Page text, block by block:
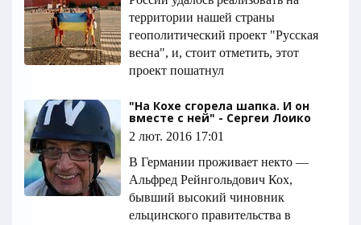
территории нашей страны
геополитический проект "Русская
весна", и, стоит отметить, этот
проект пошатнул
"На Кохе сгорела шапка. И он
вместе с ней" - Сергеи Лоико
2 лют. 2016 17:01
В Германии проживает некто —
Альфред Рейнгольдович Кох,
бывший высокий чиновник
ельцинского правительства в